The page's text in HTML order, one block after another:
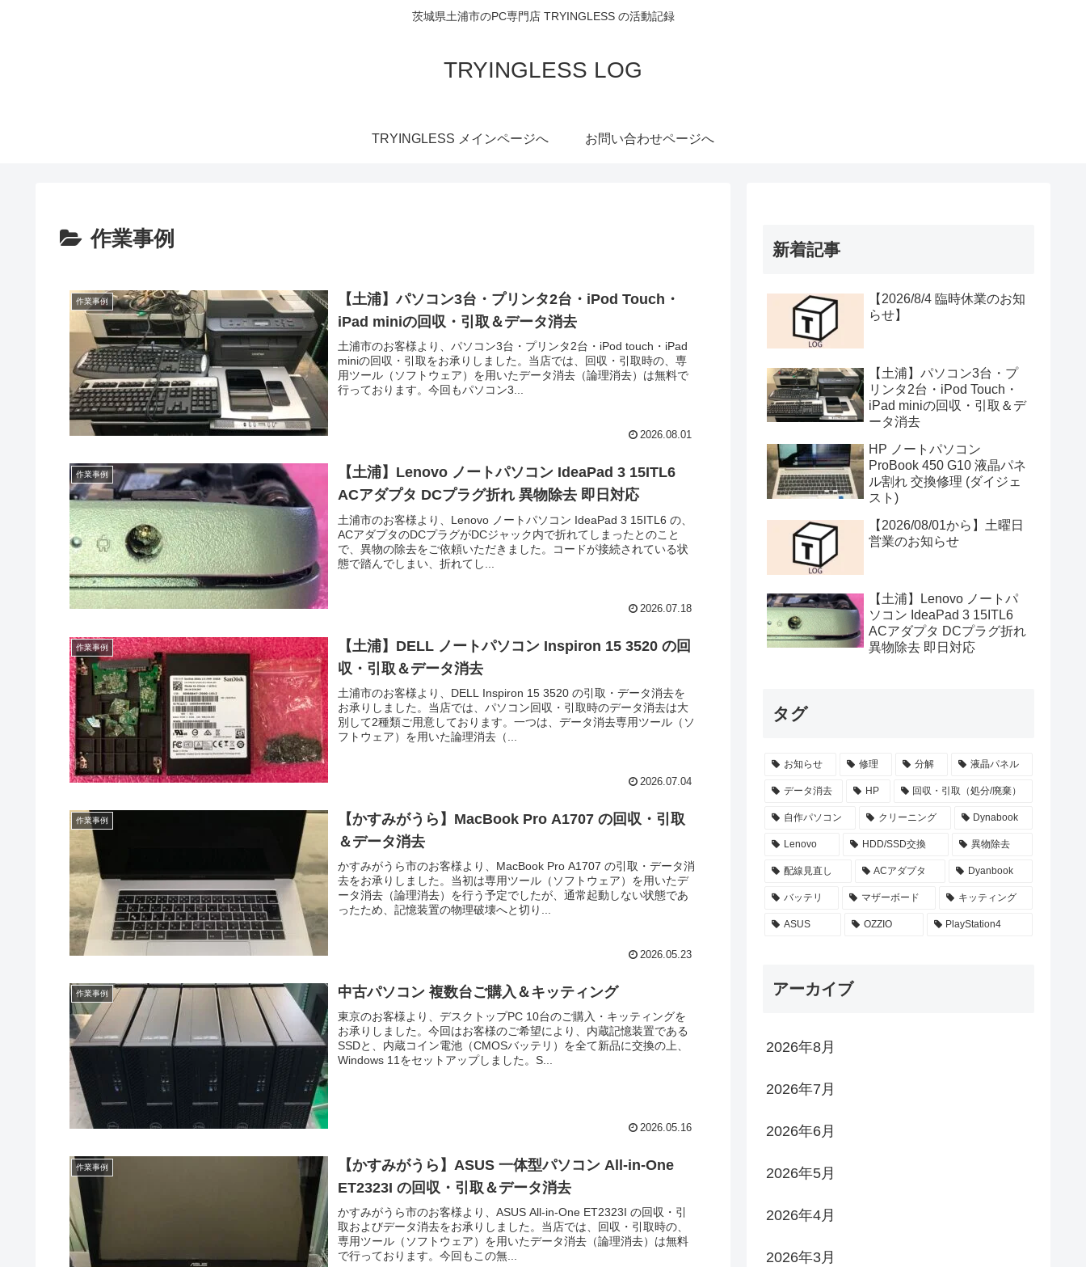
茨城県土浦市のPC専門店 TRYINGLESS の活動記録
TRYINGLESS LOG
TRYINGLESS メインページへ お問い合わせページへ
作業事例
作業事例
【土浦】パソコン3台・プリンタ2台・iPod Touch・
iPad miniの回収・引取＆データ消去
土浦市のお客様より、パソコン3台・プリンタ2台・iPod touch・iPad
miniの回収・引取をお承りしました。当店では、回収・引取時の、専
用ツール（ソフトウェア）を用いたデータ消去（論理消去）は無料で
行っております。今回もパソコン3...
2026.08.01
作業事例
【土浦】Lenovo ノートパソコン IdeaPad 3 15ITL6
ACアダプタ DCプラグ折れ 異物除去 即日対応
土浦市のお客様より、Lenovo ノートパソコン IdeaPad 3 15ITL6 の、
ACアダプタのDCプラグがDCジャック内で折れてしまったとのこと
で、異物の除去をご依頼いただきました。コードが接続されている状
態で踏んでしまい、折れてし...
2026.07.18
作業事例
【土浦】DELL ノートパソコン Inspiron 15 3520 の回
収・引取＆データ消去
土浦市のお客様より、DELL Inspiron 15 3520 の引取・データ消去を
お承りしました。当店では、パソコン回収・引取時のデータ消去は大
別して2種類ご用意しております。一つは、データ消去専用ツール（ソ
フトウェア）を用いた論理消去（...
2026.07.04
作業事例
【かすみがうら】MacBook Pro A1707 の回収・引取
＆データ消去
かすみがうら市のお客様より、MacBook Pro A1707 の引取・データ消
去をお承りしました。当初は専用ツール（ソフトウェア）を用いたデ
ータ消去（論理消去）を行う予定でしたが、通常起動しない状態であ
ったため、記憶装置の物理破壊へと切り...
2026.05.23
作業事例 中古パソコン 複数台ご購入＆キッティング
東京のお客様より、デスクトップPC 10台のご購入・キッティングを
お承りしました。今回はお客様のご希望により、内蔵記憶装置である
SSDと、内蔵コイン電池（CMOSバッテリ）を全て新品に交換の上、
Windows 11をセットアップしました。S...
2026.05.16
作業事例
【かすみがうら】ASUS 一体型パソコン All-in-One
ET2323I の回収・引取＆データ消去
かすみがうら市のお客様より、ASUS All-in-One ET2323I の回収・引
取およびデータ消去をお承りしました。当店では、回収・引取時の、
専用ツール（ソフトウェア）を用いたデータ消去（論理消去）は無料
で行っております。今回もこの無...
新着記事
【2026/8/4 臨時休業のお知
らせ】
【土浦】パソコン3台・プ
リンタ2台・iPod Touch・
iPad miniの回収・引取＆デ
ータ消去
HP ノートパソコン
ProBook 450 G10 液晶パネ
ル割れ 交換修理 (ダイジェ
スト)
【2026/08/01から】土曜日
営業のお知らせ
【土浦】Lenovo ノートパ
ソコン IdeaPad 3 15ITL6
ACアダプタ DCプラグ折れ
異物除去 即日対応
タグ
お知らせ 修理 分解 液晶パネル
データ消去 HP 回収・引取（処分/廃棄）
自作パソコン クリーニング Dynabook
Lenovo HDD/SSD交換 異物除去
配線見直し ACアダプタ Dyanbook
バッテリ マザーボード キッティング
ASUS OZZIO PlayStation4
アーカイブ
2026年8月
2026年7月
2026年6月
2026年5月
2026年4月
2026年3月